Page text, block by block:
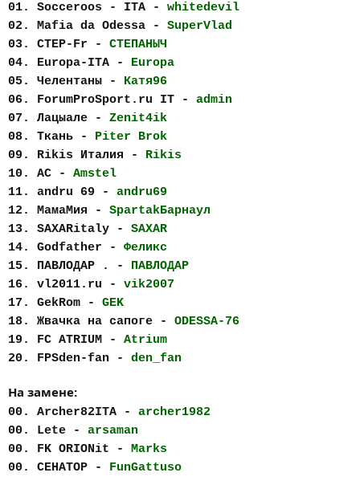
01. Socceroos - ITA - whitedevil
02. Mafia da Odessa - SuperVlad
03. CTEP-Fr - СТЕПАНЫЧ
04. Europa-ITA - Europa
05. Челентаны - Катя96
06. ForumProSport.ru IT - admin
07. Лацыале - Zenit4ik
08. Ткань - Piter Brok
09. Rikis Италия - Rikis
10. AC - Amstel
11. andru 69 - andru69
12. МамаМия - SpartakБарнаул
13. SAXARitaly - SAXAR
14. Godfather - Феликс
15. ПАВЛОДАР . - ПАВЛОДАР
16. vl2011.ru - vik2007
17. GekRom - GEK
18. Жвачка на сапоге - ODESSA-76
19. FC АTRIUM - Atrium
20. FPSden-fan - den_fan
На замене:
00. Archer82ITA - archer1982
00. Lete - arsaman
00. FK ORIONit - Marks
00. СЕНАТОР - FunGattuso